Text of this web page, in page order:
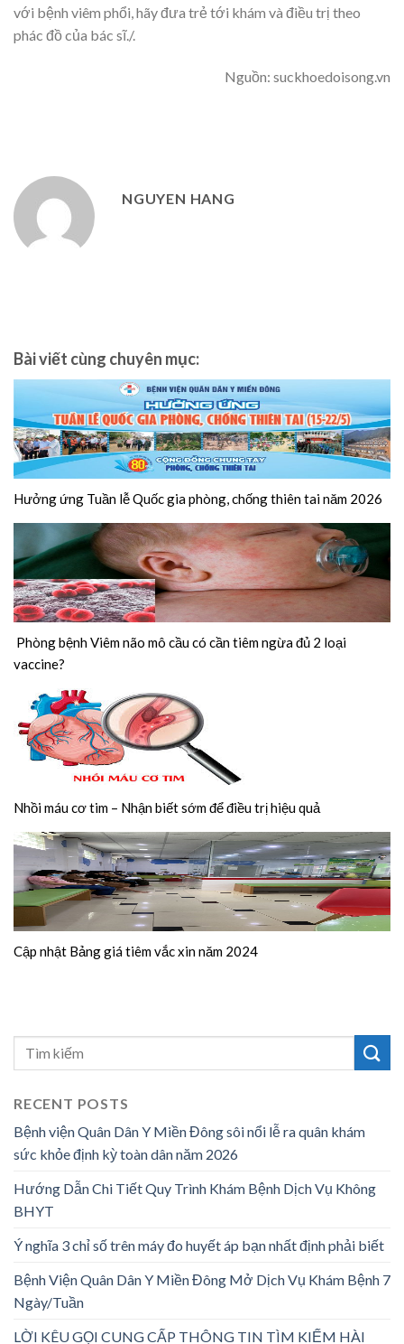
với bệnh viêm phổi, hãy đưa trẻ tới khám và điều trị theo
phác đồ của bác sĩ./.
Nguồn: suckhoedoisong.vn
NGUYEN HANG
Bài viết cùng chuyên mục:
Hưởng ứng Tuần lễ Quốc gia phòng, chống thiên tai năm 2026
Phòng bệnh Viêm não mô cầu có cần tiêm ngừa đủ 2 loại
vaccine?
Nhồi máu cơ tim – Nhận biết sớm để điều trị hiệu quả
Cập nhật Bảng giá tiêm vắc xin năm 2024
RECENT POSTS
Bệnh viện Quân Dân Y Miền Đông sôi nổi lễ ra quân khám
sức khỏe định kỳ toàn dân năm 2026
Hướng Dẫn Chi Tiết Quy Trình Khám Bệnh Dịch Vụ Không
BHYT
Ý nghĩa 3 chỉ số trên máy đo huyết áp bạn nhất định phải biết
Bệnh Viện Quân Dân Y Miền Đông Mở Dịch Vụ Khám Bệnh 7
Ngày/Tuần
LỜI KÊU GỌI CUNG CẤP THÔNG TIN TÌM KIẾM HÀI